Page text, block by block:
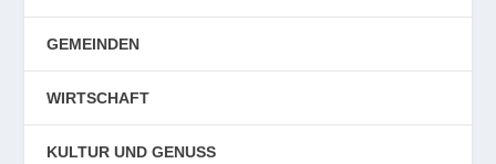
GEMEINDEN
WIRTSCHAFT
KULTUR UND GENUSS